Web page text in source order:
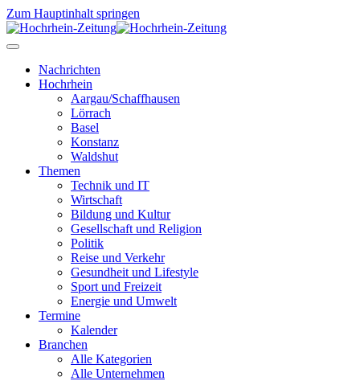
Zum Hauptinhalt springen
Nachrichten
Hochrhein
Aargau/Schaffhausen
Lörrach
Basel
Konstanz
Waldshut
Themen
Technik und IT
Wirtschaft
Bildung und Kultur
Gesellschaft und Religion
Politik
Reise und Verkehr
Gesundheit und Lifestyle
Sport und Freizeit
Energie und Umwelt
Termine
Kalender
Branchen
Alle Kategorien
Alle Unternehmen